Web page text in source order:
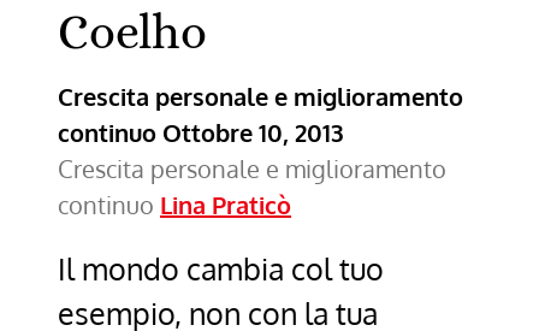
Coelho
Crescita personale e miglioramento
continuo Ottobre 10, 2013
Crescita personale e miglioramento
continuo Lina Praticò
Il mondo cambia col tuo
esempio, non con la tua